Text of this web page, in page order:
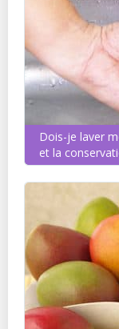
Dois-je laver
et la